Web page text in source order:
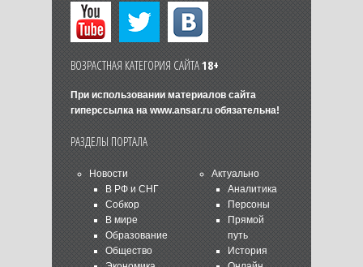
ВОЗРАСТНАЯ КАТЕГОРИЯ САЙТА18+
При использовании материалов сайта
гиперссылка на www.ansar.ruобязательна!
РАЗДЕЛЫ ПОРТАЛА
Новости
В РФ и СНГ
Собкор
В мире
Образование
Общество
Актуально
Аналитика
Персоны
Прямой
путь
История